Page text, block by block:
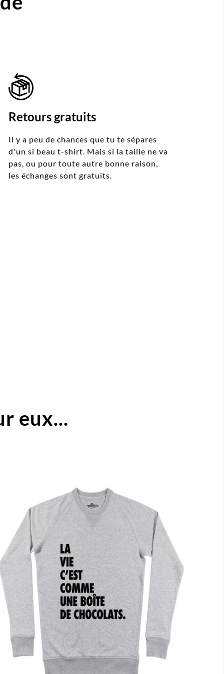
Retours gratuits
Il y a peu de chances que tu te sépares
d'un si beau t-shirt. Mais si la taille ne va
pas, ou pour toute autre bonne raison,
les échanges sont gratuits.
eux...